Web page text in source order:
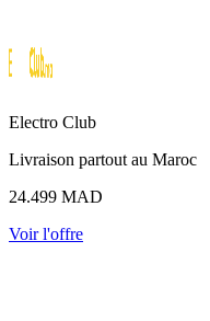
Electro Club
Livraison partout au Maroc
24.499 MAD
Voir l'offre